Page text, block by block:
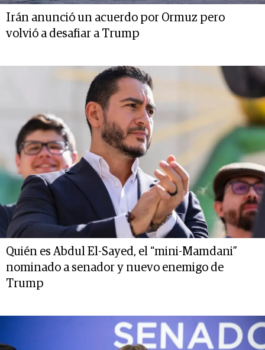
Irán anunció un acuerdo por Ormuz pero
volvió a desafiar a Trump
Quién es Abdul El-Sayed, el “mini-Mamdani”
nominado a senador y nuevo enemigo de
Trump